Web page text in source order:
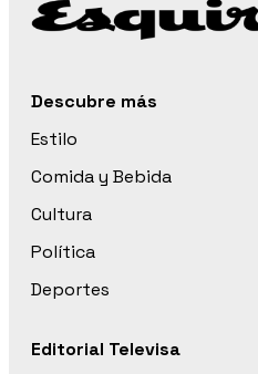
Descubre más
Estilo
Comida y Bebida
Cultura
Política
Deportes
Editorial Televisa